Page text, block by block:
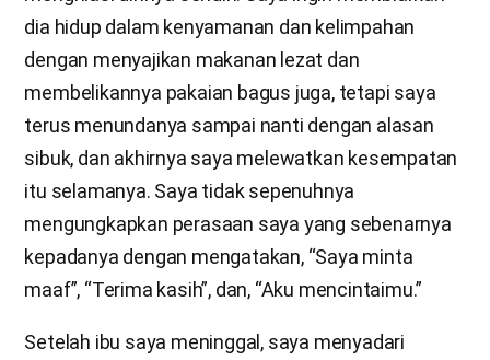
dia hidup dalam kenyamanan dan kelimpahan
dengan menyajikan makanan lezat dan
membelikannya pakaian bagus juga, tetapi saya
terus menundanya sampai nanti dengan alasan
sibuk, dan akhirnya saya melewatkan kesempatan
itu selamanya. Saya tidak sepenuhnya
mengungkapkan perasaan saya yang sebenarnya
kepadanya dengan mengatakan, “Saya minta
maaf”, “Terima kasih”, dan, “Aku mencintaimu.”
Setelah ibu saya meninggal, saya menyadari